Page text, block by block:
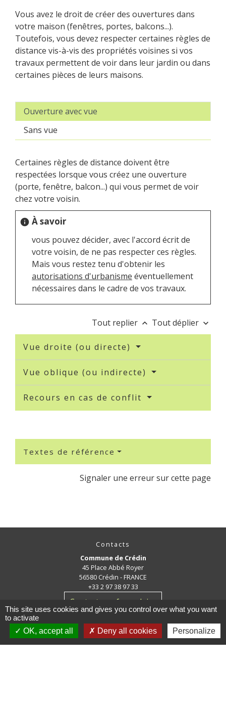
Vous avez le droit de créer des ouvertures dans
votre maison (fenêtres, portes, balcons...).
Toutefois, vous devez respecter certaines règles de
distance vis-à-vis des propriétés voisines si vos
travaux permettent de voir dans leur jardin ou dans
certaines pièces de leurs maisons.
Ouverture avec vue
Sans vue
Certaines règles de distance doivent être
respectées lorsque vous créez une ouverture
(porte, fenêtre, balcon...) qui vous permet de voir
chez votre voisin.
info À savoir
vous pouvez décider, avec l'accord écrit de
votre voisin, de ne pas respecter ces règles.
Mais vous restez tenu d'obtenir les
autorisations d'urbanisme éventuellement
nécessaires dans le cadre de vos travaux.
Tout replier keyboard_arrow_up Tout déplier keyboard_arrow_down
Vue droite (ou directe)
Vue oblique (ou indirecte)
Recours en cas de conflit
Textes de référence
Signaler une erreur sur cette page
Contacts
Commune de Crédin
45 Place Abbé Royer
56580 Crédin - FRANCE
+33 2 97 38 97 33
Contact par formulaire
This site uses cookies and gives you control over what you want
to activate
OK, accept all
Deny all cookies Personalize